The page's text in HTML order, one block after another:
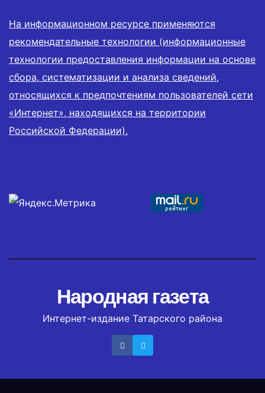
На информационном ресурсе применяются
рекомендательные технологии (информационные
технологии предоставления информации на основе
сбора, систематизации и анализа сведений,
относящихся к предпочтениям пользователей сети
«Интернет», находящихся на территории
Российской Федерации).
Народная газета
Интернет-издание Татарского района